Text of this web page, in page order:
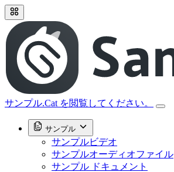
サンプル.Cat を閲覧してください。
サンプル
サンプルビデオ
サンプルオーディオファイル
サンプル ドキュメント